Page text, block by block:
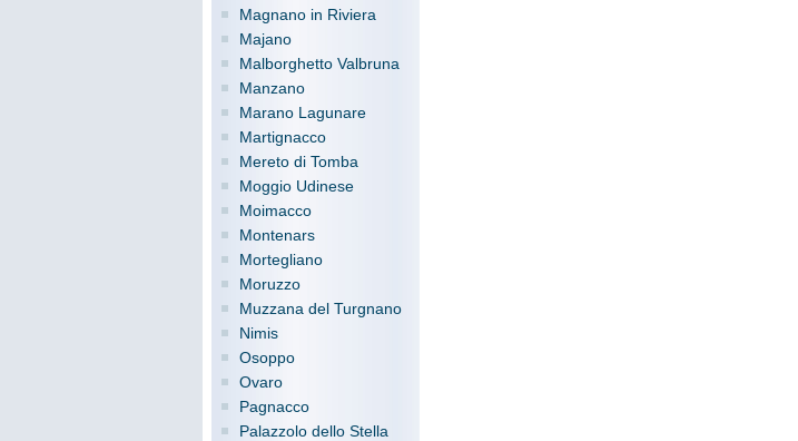
Magnano in Riviera
Majano
Malborghetto Valbruna
Manzano
Marano Lagunare
Martignacco
Mereto di Tomba
Moggio Udinese
Moimacco
Montenars
Mortegliano
Moruzzo
Muzzana del Turgnano
Nimis
Osoppo
Ovaro
Pagnacco
Palazzolo dello Stella